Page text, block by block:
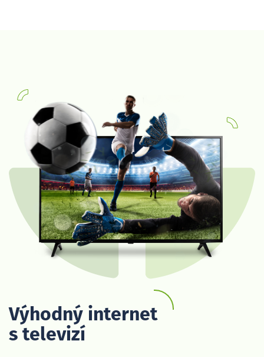
Výhodný internet
s televizí